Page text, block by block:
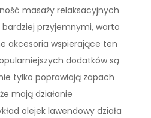
masaży relaksacyjnych
przyjemnymi, warto
akcesoria wspierające ten
dodatków są
tylko poprawiają zapach
mają działanie
olejek lawendowy działa